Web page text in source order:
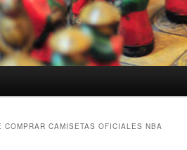
COMPRAR CAMISETAS OFICIALES NBA